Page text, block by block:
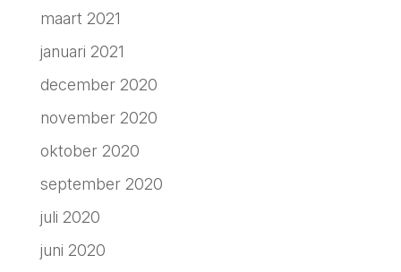
maart 2021
januari 2021
december 2020
november 2020
oktober 2020
september 2020
juli 2020
juni 2020